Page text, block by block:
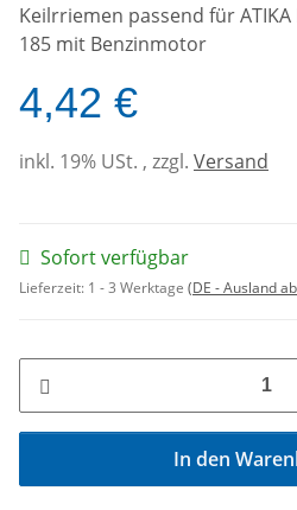
Keilrriemen passend für
185 mit Benzinmotor
4,42 €
inkl. 19% USt. , zzgl. Versand
Sofort verfügbar
Lieferzeit: 1 - 3 Werktage (DE - Ausland
In den